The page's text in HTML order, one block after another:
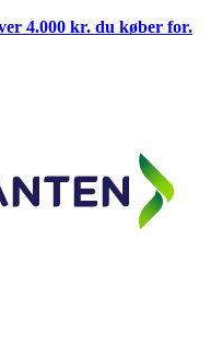
4.000 kr. du køber for.